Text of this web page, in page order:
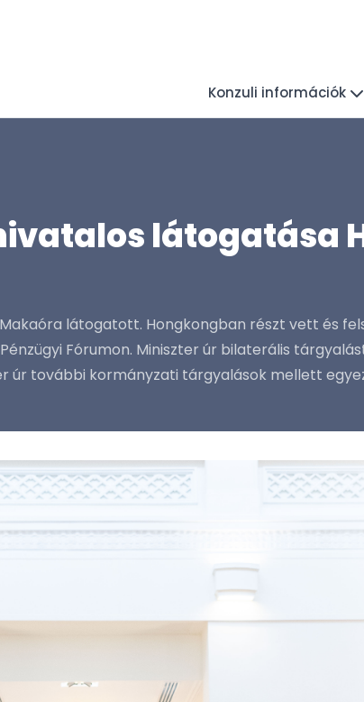
Konzuli információk
látogatása
látogatott. Hongkongban részt vett és
Fórumon. Miniszter úr bilaterális
úr további kormányzati tárgyalások mellett